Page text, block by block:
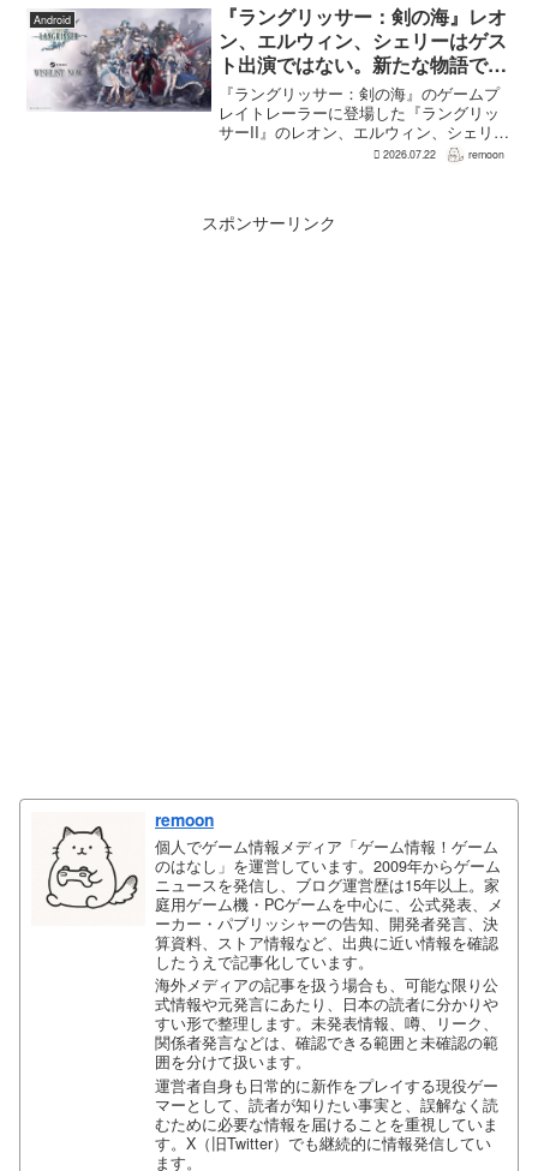
Android
『ラングリッサー：剣の海』レオ
ン、エルウィン、シェリーはゲス
ト出演ではない。新たな物語で重
要な役割を担う
『ラングリッサー：剣の海』のゲームプ
レイトレーラーに登場した『ラングリッ
サーII』のレオン、エルウィン、シェリー
は、単なるファンサービスやゲスト出演
2026.07.22 remoon
スポンサーリンク
remoon
個人でゲーム情報メディア「ゲーム情報！ゲーム
のはなし」を運営しています。2009年からゲーム
ニュースを発信し、ブログ運営歴は15年以上。家
庭用ゲーム機・PCゲームを中心に、公式発表、メ
ーカー・パブリッシャーの告知、開発者発言、決
算資料、ストア情報など、出典に近い情報を確認
したうえで記事化しています。
海外メディアの記事を扱う場合も、可能な限り公
式情報や元発言にあたり、日本の読者に分かりや
すい形で整理します。未発表情報、噂、リーク、
関係者発言などは、確認できる範囲と未確認の範
囲を分けて扱います。
運営者自身も日常的に新作をプレイする現役ゲー
マーとして、読者が知りたい事実と、誤解なく読
むために必要な情報を届けることを重視していま
す。X（旧Twitter）でも継続的に情報発信してい
ます。